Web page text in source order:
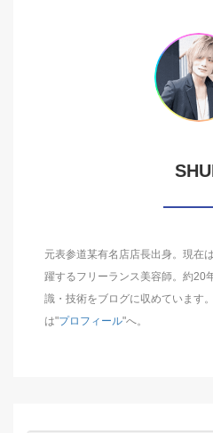
元表参道某有名店店長出身。現在
躍するフリーランス美容師。約20
識・技術をブログに収めています
は"プロフィール"へ。